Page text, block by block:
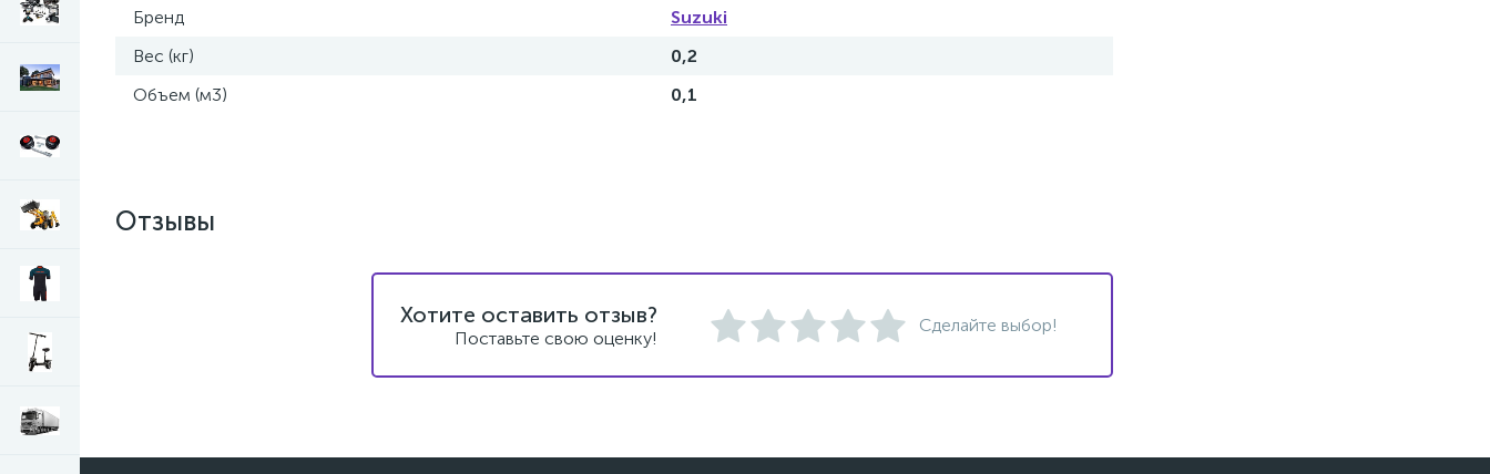
Бренд
Suzuki
Вес (кг)
0,2
Объем (м3)
0,1
Отзывы
Хотите оставить отзыв?
Поставьте свою оценку!
Сделайте выбор!